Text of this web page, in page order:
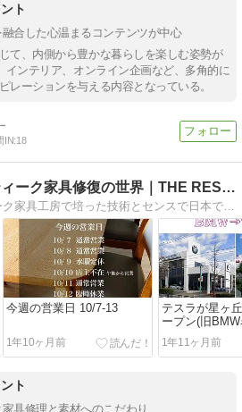
ト
合した心温まるコンテンツが中心
て、内側から豊かな暮らしを楽しむ姿勢が
インテリア、オンライン企画など、多角的に
レーションを与える内容となっている。
IN:18
リストリーアンティーク家具修復の世界｜THE RESTORY
ロンドンのアンティーク家具工房で培った技術とセンスで日本では珍しいアンティーク家具修復の様子や日々のあれこれをご紹介
今週の営業日 10/7-13
1年10ヶ月前
テスラが星ヶ
ープン(旧
1年11ヶ月前
ト
具修理と素材へのこだわり